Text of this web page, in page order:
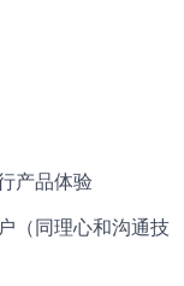
产品体验
（同理心和沟通技